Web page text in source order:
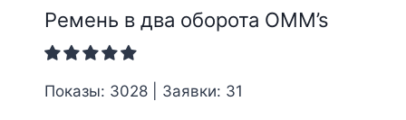
Ремень в два оборота OMM’s
Показы: 3028 | Заявки: 31